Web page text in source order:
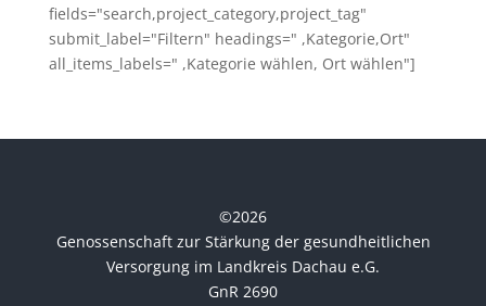
fields="search,project_category,project_tag"
submit_label="Filtern" headings=" ,Kategorie,Ort"
all_items_labels=" ,Kategorie wählen, Ort wählen"]
©2026
Genossenschaft zur Stärkung der gesundheitlichen
Versorgung im Landkreis Dachau e.G.
GnR 2690